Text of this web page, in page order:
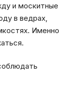
и москитные
в ведрах,
Именно